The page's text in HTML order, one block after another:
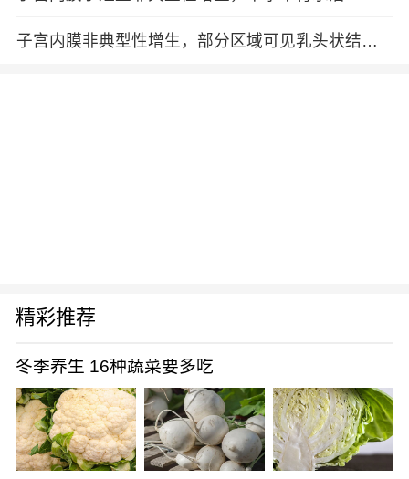
子宫内膜非典型性增生，部分区域可见乳头状结
精彩推荐
冬季养生 16种蔬菜要多吃